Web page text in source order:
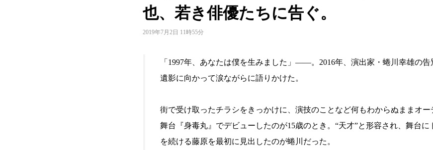
也、若き俳優たちに告ぐ。
2019年7月2日 11時55分
「1997年、あなたは僕を生みました」――。2016年、演出家・蜷川幸雄の
遺影に向かって涙ながらに語りかけた。
街で受け取ったチラシをきっかけに、演技のことなど何もわからぬままオー
舞台『身毒丸』でデビューしたのが15歳のとき。“天才”と形容され、舞台に
を続ける藤原を最初に見出したのが蜷川だった。